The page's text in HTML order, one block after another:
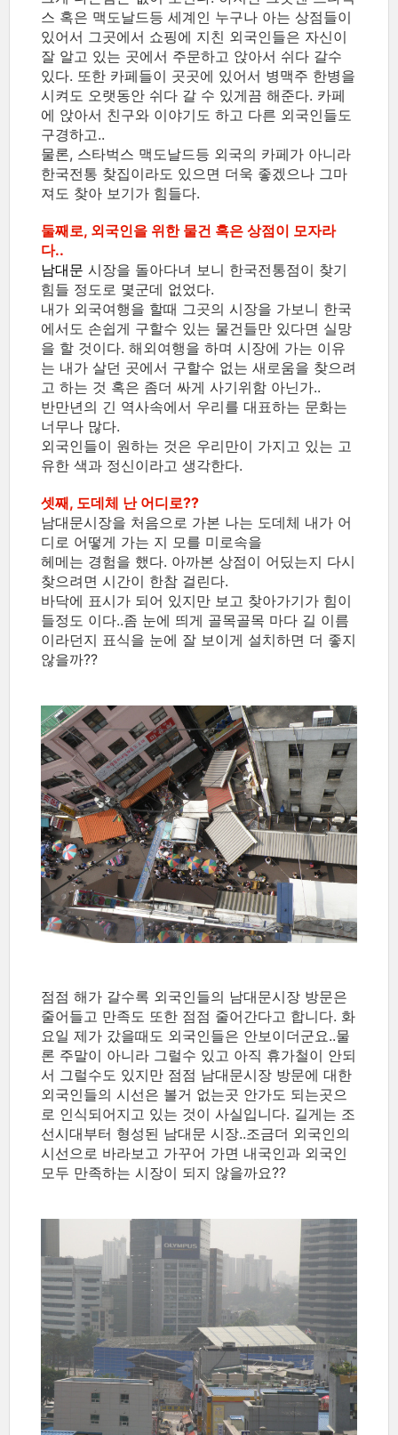
스 혹은 맥도날드등 세계인 누구나 아는 상점들이
있어서 그곳에서 쇼핑에 지친 외국인들은 자신이
잘 알고 있는 곳에서 주문하고 앉아서 쉬다 갈수
있다. 또한 카페들이 곳곳에 있어서 병맥주 한병을
시켜도 오랫동안 쉬다 갈 수 있게끔 해준다. 카페
에 앉아서 친구와 이야기도 하고 다른 외국인들도
구경하고..
물론, 스타벅스 맥도날드등 외국의 카페가 아니라
한국전통 찾집이라도 있으면 더욱 좋겠으나 그마
져도 찾아 보기가 힘들다.
둘째로, 외국인을 위한 물건 혹은 상점이 모자라
다..
남대문 시장을 돌아다녀 보니 한국전통점이 찾기
힘들 정도로 몇군데 없었다.
내가 외국여행을 할때 그곳의 시장을 가보니 한국
에서도 손쉽게 구할수 있는 물건들만 있다면 실망
을 할 것이다. 해외여행을 하며 시장에 가는 이유
는 내가 살던 곳에서 구할수 없는 새로움을 찾으려
고 하는 것 혹은 좀더 싸게 사기위함 아닌가..
반만년의 긴 역사속에서 우리를 대표하는 문화는
너무나 많다.
외국인들이 원하는 것은 우리만이 가지고 있는 고
유한 색과 정신이라고 생각한다.
셋째, 도데체 난 어디로??
남대문시장을 처음으로 가본 나는 도데체 내가 어
디로 어떻게 가는 지 모를 미로속을
헤메는 경험을 했다. 아까본 상점이 어딨는지 다시
찾으려면 시간이 한참 걸린다.
바닥에 표시가 되어 있지만 보고 찾아가기가 힘이
들정도 이다..좀 눈에 띄게 골목골목 마다 길 이름
이라던지 표식을 눈에 잘 보이게 설치하면 더 좋지
않을까??
점점 해가 갈수록 외국인들의 남대문시장 방문은
줄어들고 만족도 또한 점점 줄어간다고 합니다. 화
요일 제가 갔을때도 외국인들은 안보이더군요..물
론 주말이 아니라 그럴수 있고 아직 휴가철이 안되
서 그럴수도 있지만 점점 남대문시장 방문에 대한
외국인들의 시선은 볼거 없는곳 안가도 되는곳으
로 인식되어지고 있는 것이 사실입니다. 길게는 조
선시대부터 형성된 남대문 시장..조금더 외국인의
시선으로 바라보고 가꾸어 가면 내국인과 외국인
모두 만족하는 시장이 되지 않을까요??